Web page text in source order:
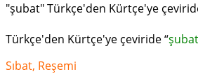
"şubat" Türkçe'den Kürtçe'ye
Türkçe'den Kürtçe'ye çeviride “şubat
Sıbat, Reşemi